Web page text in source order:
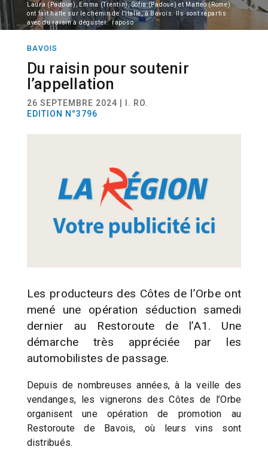
Laura (Padoue), Emma (Trentin), Sofia (Padoue) et Matteo (Rome)
ont fait halte sur le chemin de l’Italie, à Bavois. Ils sont repartis
avec du raisin à déguster. raposo
BAVOIS
Du raisin pour soutenir
l’appellation
26 SEPTEMBRE 2024 | I. RO.
EDITION N°3796
Les producteurs des Côtes de l’Orbe ont
mené une opération séduction samedi
dernier au Restoroute de l’A1. Une
démarche très appréciée par les
automobilistes de passage.
Depuis de nombreuses années, à la veille des
vendanges, les vignerons des Côtes de l’Orbe
organisent une opération de promotion au
Restoroute de Bavois, où leurs vins sont
distribués.